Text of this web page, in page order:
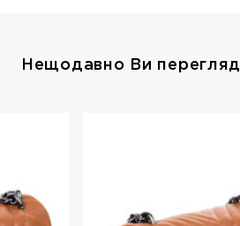
Нещодавно Ви